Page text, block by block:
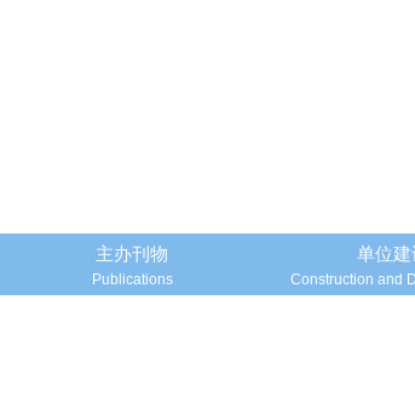
主办刊物
Publications
单位建
Construction and